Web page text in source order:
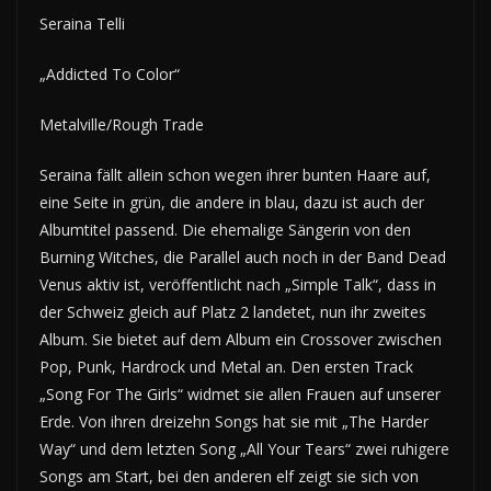
Seraina Telli
„Addicted To Color“
Metalville/Rough Trade
Seraina fällt allein schon wegen ihrer bunten Haare auf,
eine Seite in grün, die andere in blau, dazu ist auch der
Albumtitel passend. Die ehemalige Sängerin von den
Burning Witches, die Parallel auch noch in der Band Dead
Venus aktiv ist, veröffentlicht nach „Simple Talk“, dass in
der Schweiz gleich auf Platz 2 landetet, nun ihr zweites
Album. Sie bietet auf dem Album ein Crossover zwischen
Pop, Punk, Hardrock und Metal an. Den ersten Track
„Song For The Girls“ widmet sie allen Frauen auf unserer
Erde. Von ihren dreizehn Songs hat sie mit „The Harder
Way“ und dem letzten Song „All Your Tears“ zwei ruhigere
Songs am Start, bei den anderen elf zeigt sie sich von